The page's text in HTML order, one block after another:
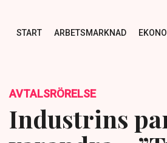
START ARBETSMARKNAD
AVTALSRÖRELSE
Industrins